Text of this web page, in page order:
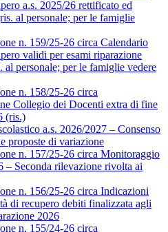
a.s. 2025/26 rettificato ed
al personale; per le famiglie
n. 159/25-26 circa Calendario
validi per esami riparazione
al personale; per le famiglie vedere
n. 158/25-26 circa
Collegio dei Docenti extra di fine
(ris.)
a.s. 2026/2027 – Consenso
proposte di variazione
n. 157/25-26 circa Monitoraggio
– Seconda rilevazione rivolta ai
n. 156/25-26 circa Indicazioni
di recupero debiti finalizzata agli
2026
n. 155/24-26 circa